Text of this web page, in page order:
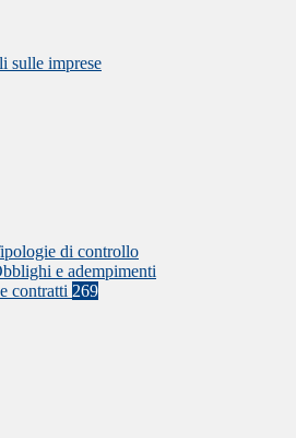
sulle imprese
di controllo
e adempimenti
contratti 269